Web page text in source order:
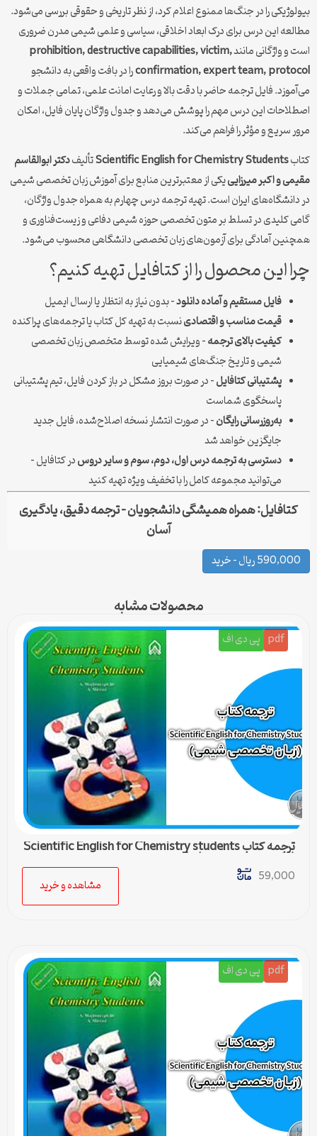
بیولوژیکی را در جنگ‌ها ممنوع اعلام کرد، از نظر تاریخی و حقوقی بررسی می‌شود.
مطالعه این درس برای درک ابعاد اخلاقی، سیاسی و علمی شیمی مدرن ضروری
است و واژگانی مانندprohibition, destructive capabilities, victim,
confirmation, expert team, protocolرا در بافت واقعی به دانشجو
می‌آموزد. فایل ترجمه حاضر با دقت بالا و رعایت امانت علمی، تمامی جملات و
اصطلاحات این درس مهم را پوشش می‌دهد و جدول واژگان پایان فایل، امکان
مرور سریع و مؤثر را فراهم می‌کند.
کتابScientific English for Chemistry Studentsتألیفدکتر ابوالقاسم
مقیمی و اکبر میرزایییکی از معتبرترین منابع برای آموزش زبان تخصصی شیمی
در دانشگاه‌های ایران است. تهیه ترجمه درس چهارم به همراه جدول واژگان،
گامی کلیدی در تسلط بر متون تخصصی حوزه شیمی دفاعی و زیست‌فناوری و
همچنین آمادگی برای آزمون‌های زبان تخصصی دانشگاهی محسوب می‌شود.
چرا این محصول را از کتافایل تهیه کنیم؟
فایل مستقیم و آماده دانلود– بدون نیاز به انتظار یا ارسال ایمیل
قیمت مناسب و اقتصادینسبت به تهیه کل کتاب یا ترجمه‌های پراکنده
کیفیت بالای ترجمه– ویرایش شده توسط متخصص زبان تخصصی
شیمی و تاریخ جنگ‌های شیمیایی
پشتیبانی کتافایل– در صورت بروز مشکل در باز کردن فایل، تیم پشتیبانی
پاسخگوی شماست
به‌روزرسانی رایگان– در صورت انتشار نسخه اصلاح‌شده، فایل جدید
جایگزین خواهد شد
دسترسی به ترجمه درس اول، دوم، سوم و سایر دروسدر کتافایل –
می‌توانید مجموعه کامل را با تخفیف ویژه تهیه کنید
کتافایل: همراه همیشگی دانشجویان – ترجمه دقیق، یادگیری
آسان
590,000 ریال – خرید
محصولات مشابه
pdf پی دی اف
ترجمه کتاب Scientific English for Chemistry students
(زبان تخصصی شیمی) – 5
59,000
مشاهده و خرید
pdf پی دی اف